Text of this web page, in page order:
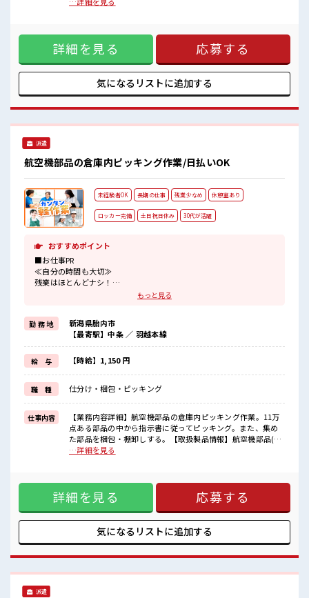
や友人と一緒にプライベート満喫！ 制服があると毎日の服選
びに悩まずOK♪ ≪自分に向いている仕事が探せる≫ 困った
事などがあれば、 担当がしっかりサポートします！ ■職場の
雰囲気 少人数でアットホームな雰囲気の職場！ 一息つける休
憩スペースもあります！ 職場にはロッカー完備！ 私物の置き
すぎには注意が必要ですね★
詳細を見る 応募する
気になるリストに追加する
派遣
航空機部品の倉庫内ピッキング作業/日払いOK
未経験者OK 長期の仕事 残業少なめ 休憩室あり
ロッカー完備 土日祝日休み 30代が活躍
おすすめポイント
■お仕事PR
≪自分の時間も大切≫
残業はほとんどナシ！
場合によってはお願いすることもあります♪
週末は家族や友人と一緒にプライベート満喫！
≪未経験の方も大カンゲイ≫
新しいことにチャレンジするのは不安だけど、
しっかり働く環境が整っています！
イチからスキルUP・ステップUP目指していきましょう！
≪収入アップを目指せる≫
高時給だらけの派遣のお仕事です！
■職場の雰囲気
しっかり休める休憩室あり！
オンオフの切替もできちゃう！
持ち物が多いあなたにもぴったり☆
ロッカー付き職場♪
もっと見る
勤 務 地
新潟県胎内市
【最寄駅】中条 ／ 羽越本線
給 与 【時給】1,150 円
職 種 仕分け・梱包・ピッキング
仕事内容
【業務内容詳細】航空機部品の倉庫内ピッキング作業。11万
点ある部品の中から指示書に従ってピッキング。また、集め
た部品を梱包・棚卸しする。【取扱製品情報】航空機部品(ジ
ャムコの請負なので部品はジャムコの製品となります。重量
週休2日制≫ 週末は家族や友人と一緒にプライベート満喫！
≪未経験の方も大カンゲイ≫ 新しいことにチャレンジするの
は不安だけど、 しっかり働く環境が整っています！ イチから
スキルUP・ステップUP目指していきましょう！ ≪収入アッ
プを目指せる≫ 高時給だらけの派遣のお仕事です！ ■職場の
雰囲気 しっかり休める休憩室あり！ オンオフの切替もできち
♪ 残業はほとんどなし！ プライベートも謳歌できる☆
…詳細を見る
詳細を見る 応募する
気になるリストに追加する
派遣